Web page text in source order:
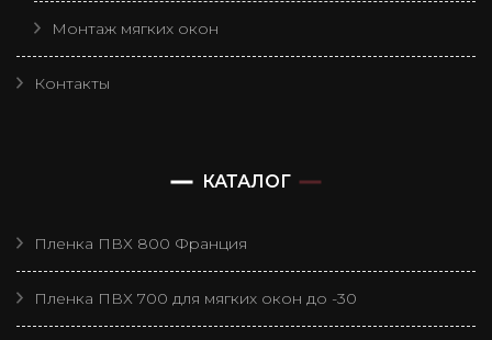
Монтаж мягких окон
Контакты
КАТАЛОГ
Пленка ПВХ 800 Франция
Пленка ПВХ 700 для мягких окон до -30